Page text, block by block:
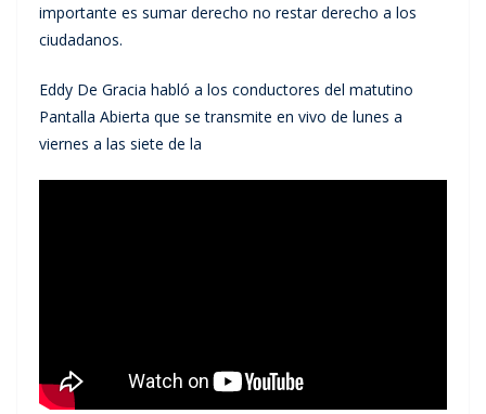
importante es sumar derecho no restar derecho a los
ciudadanos.
Eddy De Gracia habló a los conductores del matutino
Pantalla Abierta que se transmite en vivo de lunes a
viernes a las siete de la